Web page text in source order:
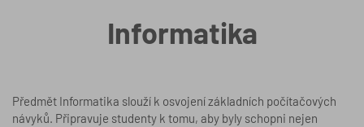
Informatika
Předmět Informatika slouží k osvojení základních počítačových
návyků. Připravuje studenty k tomu, aby byly schopni nejen